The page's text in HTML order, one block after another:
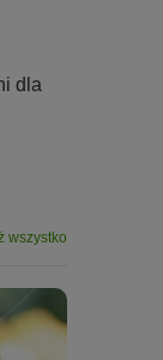
dla
wszystko